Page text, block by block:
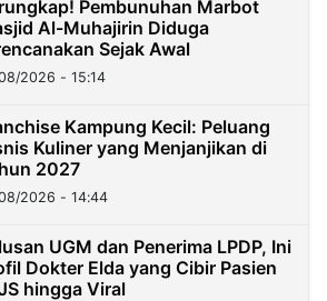
Pembunuhan Marbot
Al-Muhajirin Diduga
Sejak Awal
2026 - 15:14
Kampung Kecil: Peluang
Kuliner yang Menjanjikan di
2027
2026 - 14:44
UGM dan Penerima LPDP, Ini
Dokter Elda yang Cibir Pasien
hingga Viral